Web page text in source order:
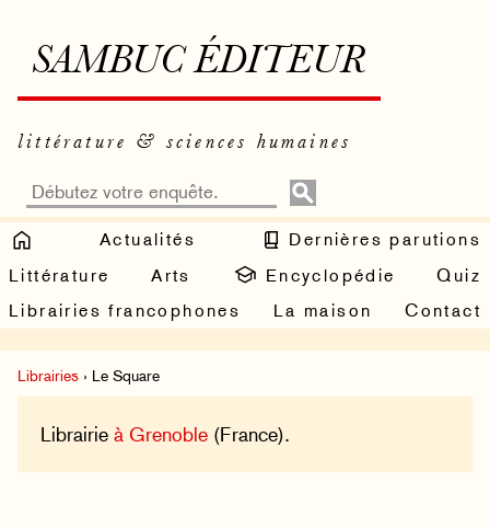
SAMBUC ÉDITEUR
littérature & sciences humaines
Actualités
Dernières parutions
Littérature
Arts Encyclopédie
Quiz
Librairies francophones
La maison Contact
Librairies › Le Square
Librairieà Grenoble (France).